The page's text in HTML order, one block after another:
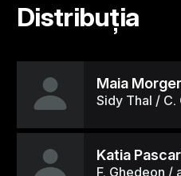
Distribuția
Maia
Sidy Thal / C.
Katia
F. Ghedeon /